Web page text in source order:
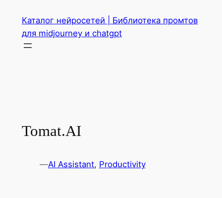
содержимому
Каталог нейросетей | Библиотека промтов
для midjourney и chatgpt
Tomat.AI
—AI Assistant, Productivity